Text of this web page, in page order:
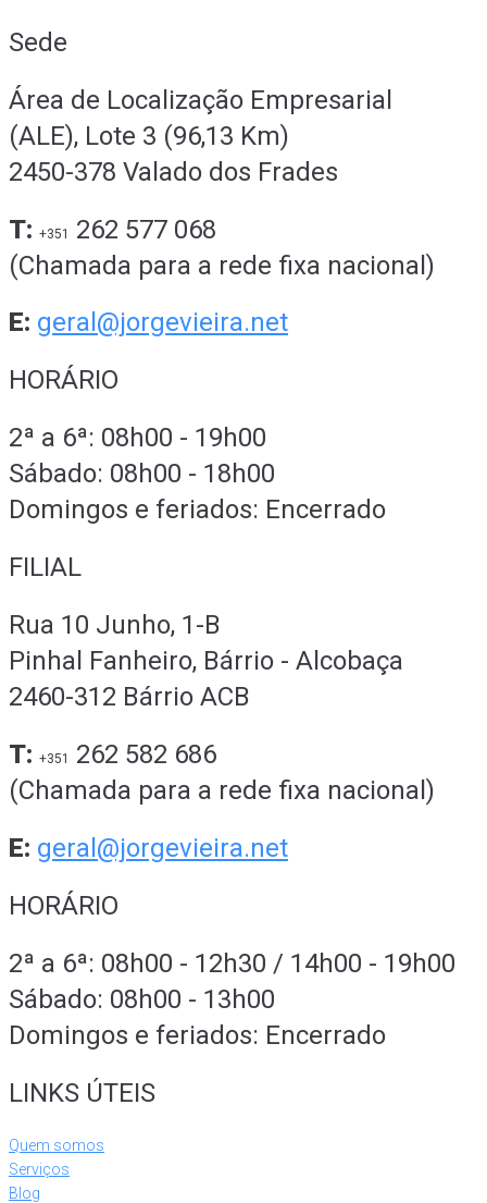
Sede
Área de Localização Empresarial
(ALE), Lote 3 (96,13 Km)
2450-378 Valado dos Frades
T: +351
262 577 068
(Chamada para a rede fixa nacional)
E: geral@jorgevieira.net
HORÁRIO
2ª a 6ª: 08h00 - 19h00
Sábado: 08h00 - 18h00
Domingos e feriados: Encerrado
FILIAL
Rua 10 Junho, 1-B
Pinhal Fanheiro, Bárrio - Alcobaça
2460-312 Bárrio ACB
T: +351
262 582 686
(Chamada para a rede fixa nacional)
E: geral@jorgevieira.net
HORÁRIO
2ª a 6ª: 08h00 - 12h30 / 14h00 - 19h00
Sábado: 08h00 - 13h00
Domingos e feriados: Encerrado
LINKS ÚTEIS
Quem somos
Serviços
Blog